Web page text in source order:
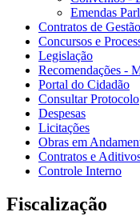
Emendas
Contratos de Gestão
Concursos e
Legislação
Recomendações -
Portal do Cidadão
Consultar Protocolo
Despesas
Licitações
Obras em
Contratos e
Controle Interno
Fiscalização